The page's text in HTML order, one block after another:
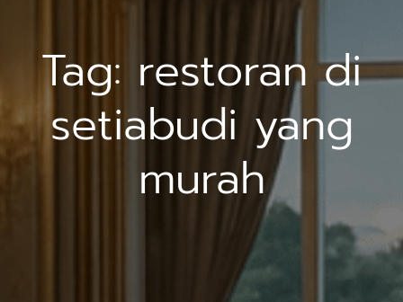
Tag: restoran di
setiabudi yang
murah